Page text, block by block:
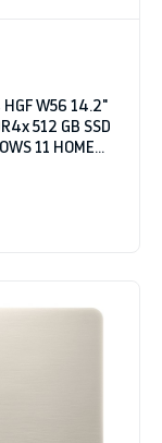
HGF W56 14.2"
512 GB SSD
11 HOME